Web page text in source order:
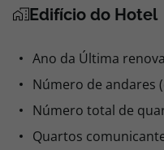
Edifício do Hotel
Ano da Última
Número de andares
Número total de
Quartos